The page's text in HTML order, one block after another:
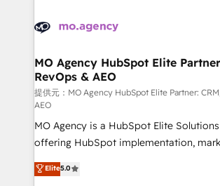
services are offered in both English &
WordPress and legacy CRMs, turning
architectures that accelerate revenue
performance. - Multi-object CRM migration, cleanup,
and implementation. - Pre-built and
integrations across your full tech stack. -
object setup, CMS builds, and full-funnel
- Dashboards, lifecycle campaigns, and
nurturing sequences. - Cross-hub setup
Marketing, Sales, Operations, and
MO Agency HubSpot Elite
RevOps & AEO
提供元：MO Agency HubSpot Elite Partner:
AEO
MO Agency is a HubSpot Elite
offering HubSpot implementation,
automation, CRM and RevOps
architecture, sales enablement, lifecycle
Elite5.0